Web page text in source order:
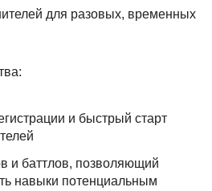
для разовых, временных
и быстрый старт
и баттлов, позволяющий
навыки потенциальным